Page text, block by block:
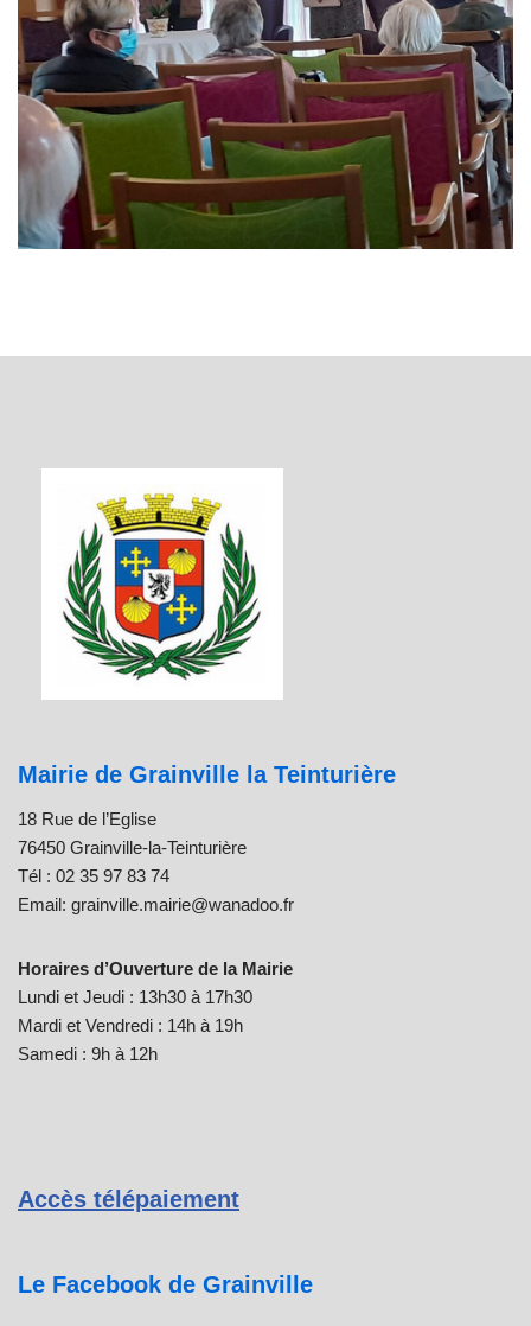
Mairie de Grainville la Teinturière
18 Rue de l’Eglise
76450 Grainville-la-Teinturière
Tél : 02 35 97 83 74
Email: grainville.mairie@wanadoo.fr
Horaires d’Ouverture de la Mairie
Lundi et Jeudi : 13h30 à 17h30
Mardi et Vendredi : 14h à 19h
Samedi : 9h à 12h
Accès télépaiement
Le Facebook de Grainville